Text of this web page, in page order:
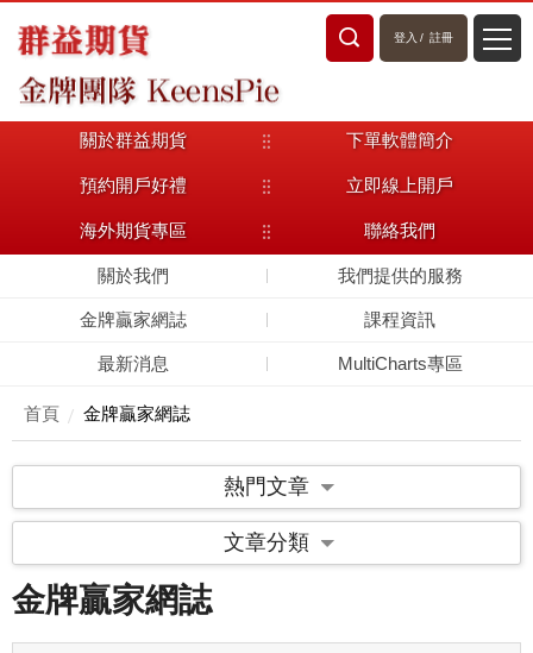
登入 / 註冊
關於群益期貨 下單軟體簡介
預約開戶好禮 立即線上開戶
海外期貨專區 聯絡我們
關於我們 我們提供的服務
金牌贏家網誌 課程資訊
最新消息 MultiCharts專區
首頁 金牌贏家網誌
熱門文章
文章分類
金牌贏家網誌